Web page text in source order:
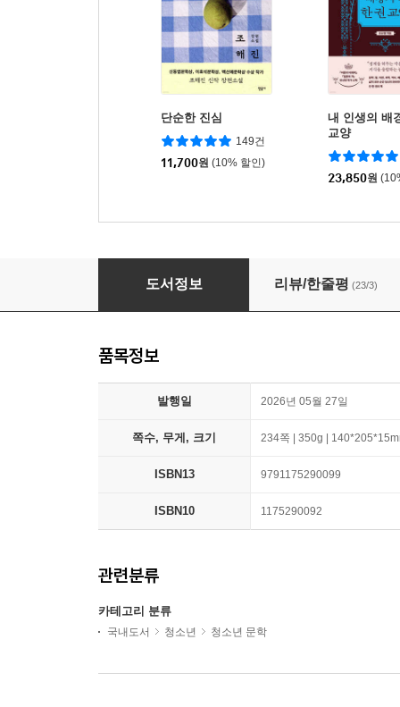
단순한 진심
149건
11,700원 (10% 할인)
내 인생의 배
교양
23,850원
문장이 사라진 세계에서
도서정보 리뷰/한줄평 (23/3)
품목정보
발행일 2026년 05월 27일
쪽수, 무게, 크기 234쪽 | 350g |
ISBN13 9791175290099
ISBN10 1175290092
관련분류
카테고리 분류
국내도서 청소년 청소년 문학